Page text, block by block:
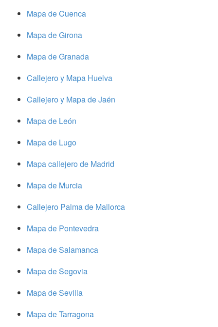
Mapa de Cuenca
Mapa de Girona
Mapa de Granada
Callejero y Mapa Huelva
Callejero y Mapa de Jaén
Mapa de León
Mapa de Lugo
Mapa callejero de Madrid
Mapa de Murcia
Callejero Palma de Mallorca
Mapa de Pontevedra
Mapa de Salamanca
Mapa de Segovia
Mapa de Sevilla
Mapa de Tarragona